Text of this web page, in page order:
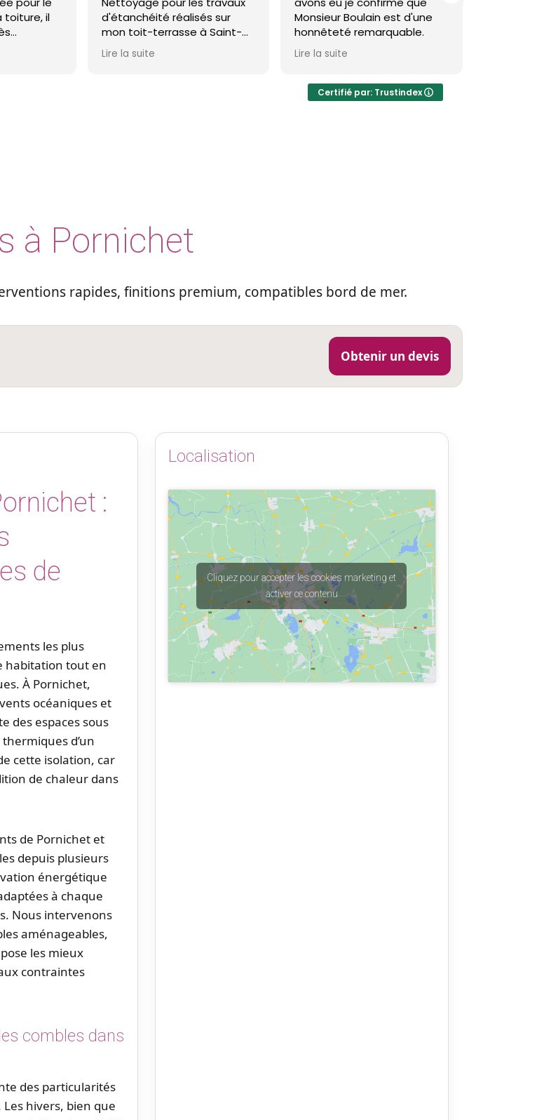
d'étanchéité réalisés sur
mon toit-terrasse à Saint-
Nazaire. Entreprise réactive,
professionnelle et agréable.
Monsieur Boulain est d'une
honnêteté remarquable.
brevin et c'est
Je recommande
Certifié par: Trustindex
à Pornichet
rapides, finitions premium, compatibles bord de mer.
Obtenir un devis
:
de
les plus
habitation tout en
À Pornichet,
océaniques et
des espaces sous
d’un
cette isolation, car
de chaleur dans
de Pornichet et
depuis plusieurs
énergétique
à chaque
Nous intervenons
aménageables,
les mieux
contraintes
combles dans
des particularités
hivers, bien que
Localisation
Cliquez pour accepter les cookies marketing et
activer ce contenu